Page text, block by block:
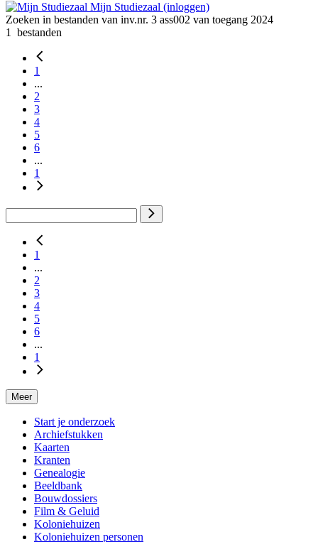
Mijn Studiezaal (inloggen)
Zoeken in bestanden van inv.nr. 3 ass002 van toegang 2024
1 bestanden
1
...
2
3
4
5
6
...
1
1
...
2
3
4
5
6
...
1
Meer
Start je onderzoek
Archiefstukken
Kaarten
Kranten
Genealogie
Beeldbank
Bouwdossiers
Film & Geluid
Koloniehuizen
Koloniehuizen personen